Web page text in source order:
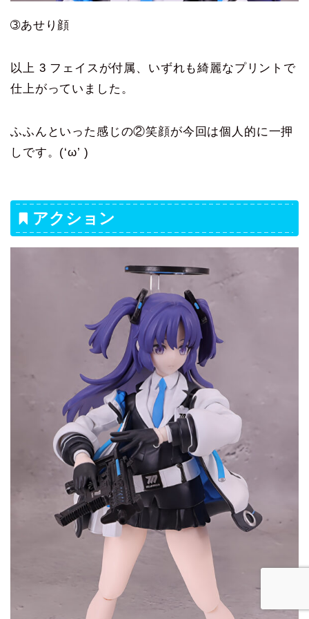
➂あせり顔
以上 3 フェイスが付属、いずれも綺麗なプリントで
仕上がっていました。
ふふんといった感じの②笑顔が今回は個人的に一押
しです。(‘ω’ )
アクション